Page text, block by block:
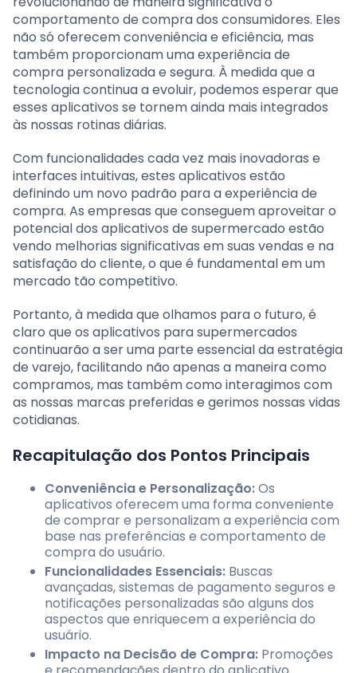
comportamento de compra dos consumidores. Eles
não só oferecem conveniência e eficiência, mas
também proporcionam uma experiência de
compra personalizada e segura. À medida que a
tecnologia continua a evoluir, podemos esperar que
esses aplicativos se tornem ainda mais integrados
às nossas rotinas diárias.
Com funcionalidades cada vez mais inovadoras e
interfaces intuitivas, estes aplicativos estão
definindo um novo padrão para a experiência de
compra. As empresas que conseguem aproveitar o
potencial dos aplicativos de supermercado estão
vendo melhorias significativas em suas vendas e na
satisfação do cliente, o que é fundamental em um
mercado tão competitivo.
Portanto, à medida que olhamos para o futuro, é
claro que os aplicativos para supermercados
continuarão a ser uma parte essencial da estratégia
de varejo, facilitando não apenas a maneira como
compramos, mas também como interagimos com
as nossas marcas preferidas e gerimos nossas vidas
cotidianas.
Recapitulação dos Pontos Principais
Conveniência e Personalização:Os
aplicativos oferecem uma forma conveniente
de comprar e personalizam a experiência com
base nas preferências e comportamento de
compra do usuário.
Funcionalidades Essenciais: Buscas
avançadas, sistemas de pagamento seguros e
notificações personalizadas são alguns dos
aspectos que enriquecem a experiência do
usuário.
Impacto na Decisão de Compra: Promoções